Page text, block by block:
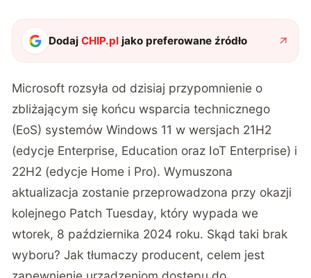
DodajCHIP.pl jako preferowane źródło
Microsoft rozsyła od dzisiaj przypomnienie o
zbliżającym się końcu wsparcia technicznego
(EoS) systemów Windows 11 w wersjach 21H2
(edycje Enterprise, Education oraz IoT Enterprise) i
22H2 (edycje Home i Pro). Wymuszona
aktualizacja zostanie przeprowadzona przy okazji
kolejnego Patch Tuesday, który wypada we
wtorek, 8 października 2024 roku. Skąd taki brak
wyboru? Jak tłumaczy producent, celem jest